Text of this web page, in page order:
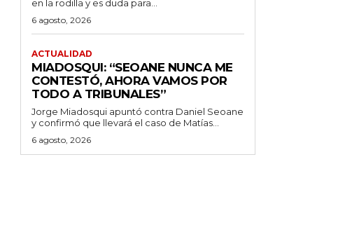
en la rodilla y es duda para...
6 agosto, 2026
ACTUALIDAD
MIADOSQUI: “SEOANE NUNCA ME
CONTESTÓ, AHORA VAMOS POR
TODO A TRIBUNALES”
Jorge Miadosqui apuntó contra Daniel Seoane
y confirmó que llevará el caso de Matías...
6 agosto, 2026